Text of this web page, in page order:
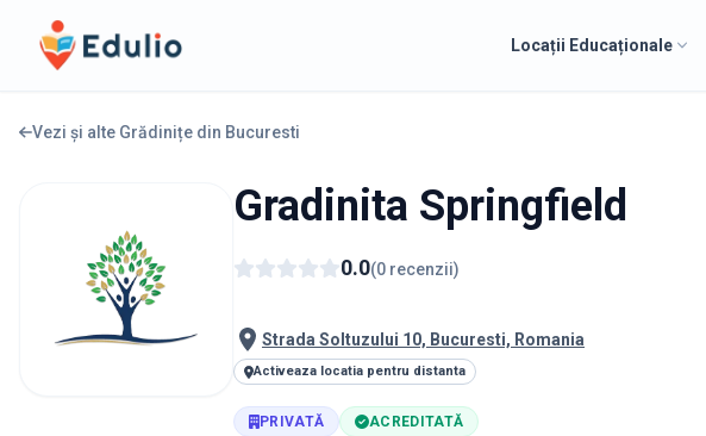
Edulio
Locații Educaționale
Vezi și alte Grădinițe din Bucuresti
Gradinita Springfield
0.0(0 recenzii)
Strada Soltuzului 10, Bucuresti, Romania
Activeaza locatia pentru distanta
PRIVATĂ ACREDITATĂ